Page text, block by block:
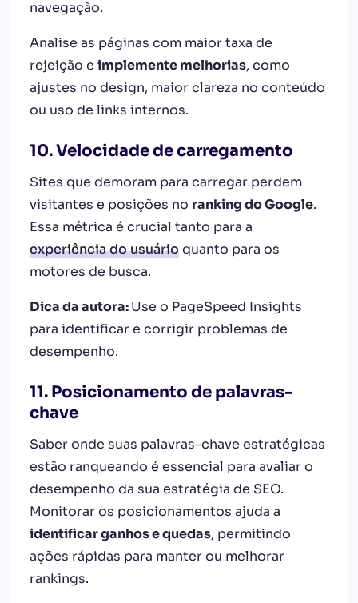
navegação.
Analise as páginas com maior taxa de
rejeição e implemente melhorias, como
ajustes no design, maior clareza no conteúdo
ou uso de links internos.
10. Velocidade de carregamento
Sites que demoram para carregar perdem
visitantes e posições no ranking do Google.
Essa métrica é crucial tanto para a
experiência do usuárioquanto para os
motores de busca.
Dica da autora:Use o PageSpeed Insights
para identificar e corrigir problemas de
desempenho.
11. Posicionamento de palavras-
chave
Saber onde suas palavras-chave estratégicas
estão ranqueando é essencial para avaliar o
desempenho da sua estratégia de SEO.
Monitorar os posicionamentos ajuda a
identificar ganhos e quedas, permitindo
ações rápidas para manter ou melhorar
rankings.